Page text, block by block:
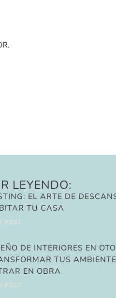
LEYENDO:
EL ARTE DE
TU CASA
DE INTERIORES EN
TUS
EN OBRA